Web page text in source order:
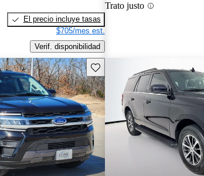
El precio incluye tasas
$705/mes est.
Verif. disponibilidad
Trato justo
Guarda este Aviso